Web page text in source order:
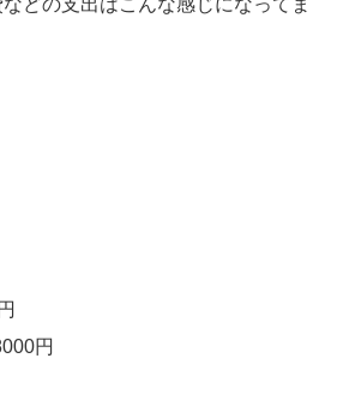
どの支出はこんな感じになってま
円